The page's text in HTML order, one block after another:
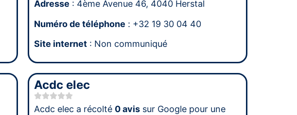
Adresse : 4ème Avenue 46, 4040 Herstal
Numéro de téléphone : +32 19 30 04 40
Site internet : Non communiqué
Acdc elec
Acdc elec a récolté 0 avis sur Google pour une